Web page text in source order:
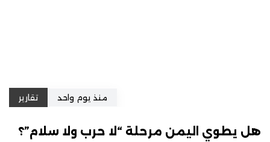
منذ يوم واحد تقارير
هل يطوي اليمن مرحلة “لا حرب ولا سلام”؟